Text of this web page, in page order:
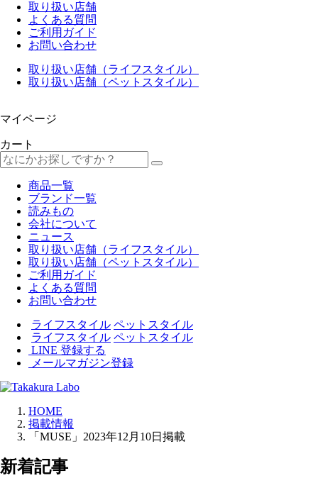
取り扱い店舗
よくある質問
ご利用ガイド
お問い合わせ
取り扱い店舗（ライフスタイル）
取り扱い店舗（ペットスタイル）
マイページ
カート
商品一覧
ブランド一覧
読みもの
会社について
ニュース
取り扱い店舗（ライフスタイル）
取り扱い店舗（ペットスタイル）
ご利用ガイド
よくある質問
お問い合わせ
ライフスタイル ペットスタイル
ライフスタイル ペットスタイル
LINE 登録する
メールマガジン登録
HOME
掲載情報
「MUSE」2023年12月10日掲載
新着記事